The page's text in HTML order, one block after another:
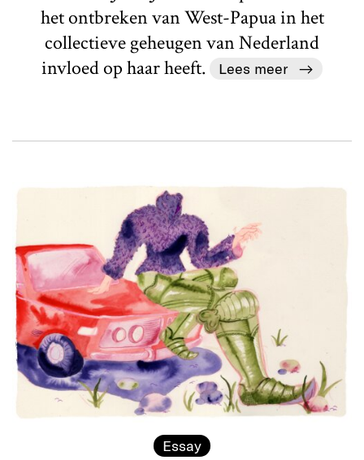
het ontbreken van West-Papua in het
collectieve geheugen van Nederland
invloed op haar heeft.
Lees meer
Essay